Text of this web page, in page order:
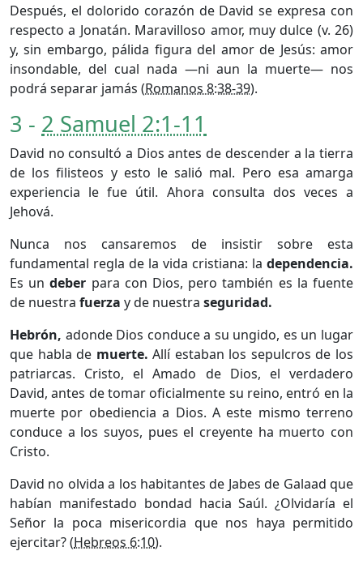
Después, el dolorido corazón de David se expresa con
respecto a Jonatán. Maravilloso amor, muy dulce (v. 26)
y, sin embargo, pálida figura del amor de Jesús: amor
insondable, del cual nada —ni aun la muerte— nos
podrá separar jamás (Romanos 8:38-39).
3 - 2 Samuel 2:1-11
David no consultó a Dios antes de descender a la tierra
de los filisteos y esto le salió mal. Pero esa amarga
experiencia le fue útil. Ahora consulta dos veces a
Jehová.
Nunca nos cansaremos de insistir sobre esta
fundamental regla de la vida cristiana: la dependencia.
Es undeber para con Dios, pero también es la fuente
de nuestra fuerza y de nuestra seguridad.
Hebrón, adonde Dios conduce a su ungido, es un lugar
que habla de muerte. Allí estaban los sepulcros de los
patriarcas. Cristo, el Amado de Dios, el verdadero
David, antes de tomar oficialmente su reino, entró en la
muerte por obediencia a Dios. A este mismo terreno
conduce a los suyos, pues el creyente ha muerto con
Cristo.
David no olvida a los habitantes de Jabes de Galaad que
habían manifestado bondad hacia Saúl. ¿Olvidaría el
Señor la poca misericordia que nos haya permitido
ejercitar? (Hebreos 6:10).